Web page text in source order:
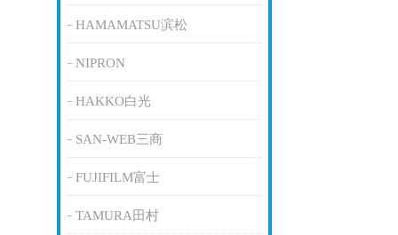
HAMAMATSU滨松
NIPRON
HAKKO白光
SAN-WEB三商
FUJIFILM富士
TAMURA田村